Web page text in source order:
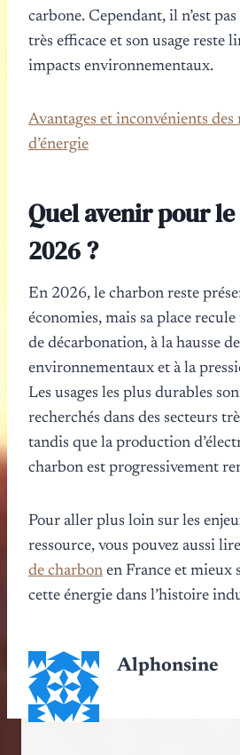
carbone. Cependant, il n’est
très efficace et son usage reste
impacts environnementaux.
Avantages et inconvénients des
d’énergie
Quel avenir pour
2026 ?
En 2026, le charbon reste
économies, mais sa place recule
de décarbonation, à la hausse
environnementaux et à la
Les usages les plus durables
recherchés dans des secteurs
tandis que la production
charbon est progressivement
Pour aller plus loin sur les
ressource, vous pouvez aussi lire
de charbon en France et mieux
cette énergie dans l’histoire
Alphonsine